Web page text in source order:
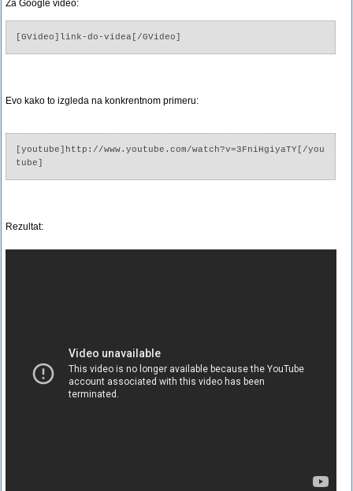
Za Google video:
[GVideo]link-do-videa[/GVideo]
Evo kako to izgleda na konkrentnom primeru:
[youtube]http://www.youtube.com/watch?v=3FniHgiyaTY[/you
tube]
Rezultat: